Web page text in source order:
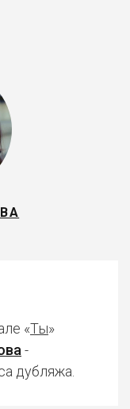
«Ты»
-
дубляжа.